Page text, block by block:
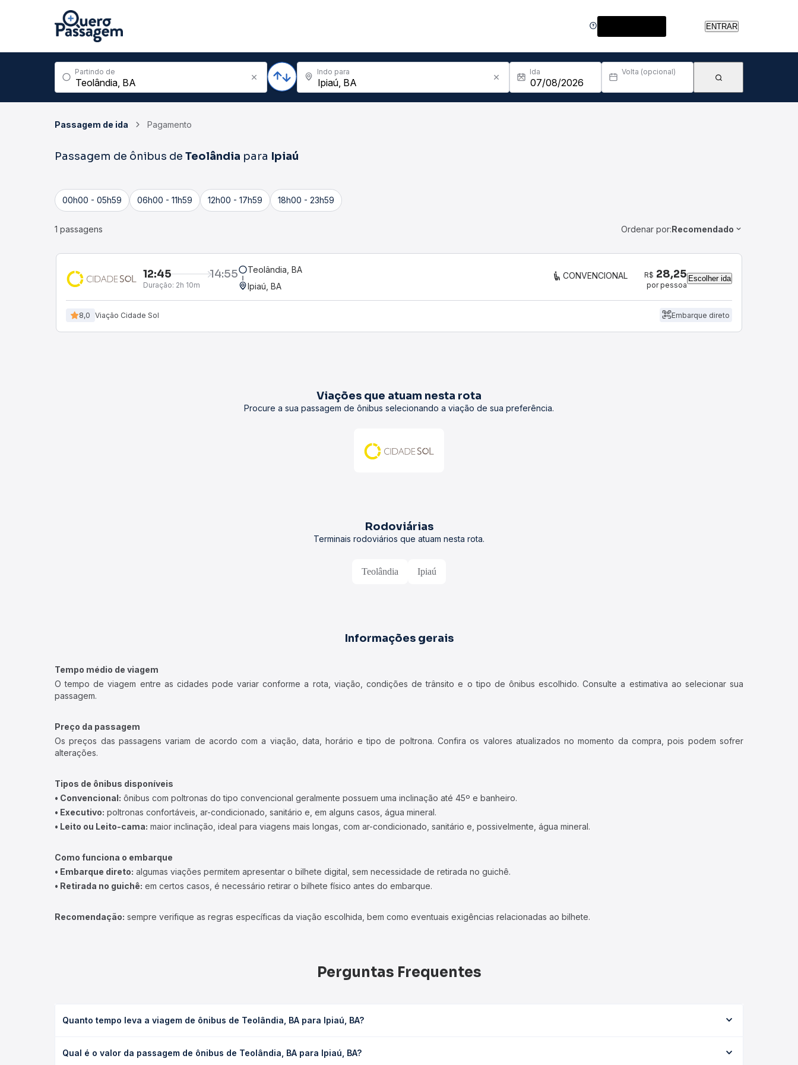
ENTRAR
Partindo de Indo para Ida Volta (opcional)
Passagem de ida Pagamento
Passagem de ônibus de Teolândia para Ipiaú
00h00 - 05h59 06h00 - 11h59 12h00 - 17h59 18h00 - 23h59
1 passagens Ordenar por:Recomendado
12:45 14:55
Duração: 2h 10m
Teolândia, BA
Ipiaú, BA
CONVENCIONAL R$ 28,25
por pessoa
Escolher ida
8,0 Viação Cidade Sol Embarque direto
Viações que atuam nesta rota
Procure a sua passagem de ônibus selecionando a viação de sua preferência.
Rodoviárias
Terminais rodoviários que atuam nesta rota.
Teolândia Ipiaú
Informações gerais
Tempo médio de viagem
O tempo de viagem entre as cidades pode variar conforme a rota, viação, condições de trânsito e o tipo de ônibus escolhido. Consulte a estimativa ao selecionar sua
passagem.
Preço da passagem
Os preços das passagens variam de acordo com a viação, data, horário e tipo de poltrona. Confira os valores atualizados no momento da compra, pois podem sofrer
alterações.
Tipos de ônibus disponíveis
• Convencional: ônibus com poltronas do tipo convencional geralmente possuem uma inclinação até 45º e banheiro.
• Executivo: poltronas confortáveis, ar-condicionado, sanitário e, em alguns casos, água mineral.
• Leito ou Leito-cama: maior inclinação, ideal para viagens mais longas, com ar-condicionado, sanitário e, possivelmente, água mineral.
Como funciona o embarque
• Embarque direto: algumas viações permitem apresentar o bilhete digital, sem necessidade de retirada no guichê.
• Retirada no guichê: em certos casos, é necessário retirar o bilhete físico antes do embarque.
Recomendação: sempre verifique as regras específicas da viação escolhida, bem como eventuais exigências relacionadas ao bilhete.
Perguntas Frequentes
Quanto tempo leva a viagem de ônibus de Teolândia, BA para Ipiaú, BA?
condições de tráfego. Na Quero Passagem você consulta os horários disponíveis e vê a duração exata de cada opção na data desejada.
Qual é o valor da passagem de ônibus de Teolândia, BA para Ipiaú, BA?